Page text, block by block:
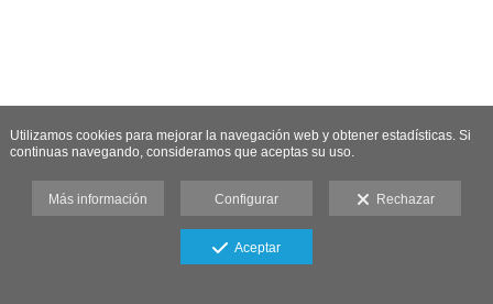
Utilizamos cookies para mejorar la navegación web y obtener estadísticas. Si
continuas navegando, consideramos que aceptas su uso.
Más información Configurar Rechazar
Aceptar